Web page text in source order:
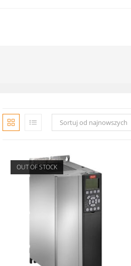
Sortuj od najnowszych
OUT OF STOCK